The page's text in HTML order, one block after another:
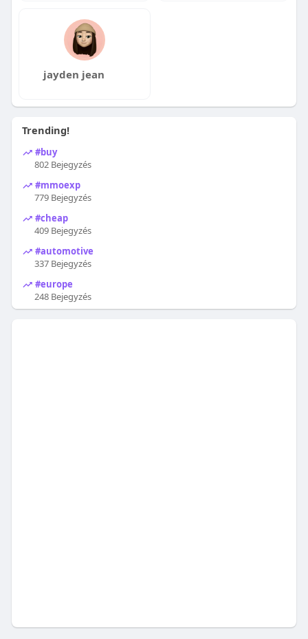
jayden jean
Trending!
#buy
802 Bejegyzés
#mmoexp
779 Bejegyzés
#cheap
409 Bejegyzés
#automotive
337 Bejegyzés
#europe
248 Bejegyzés